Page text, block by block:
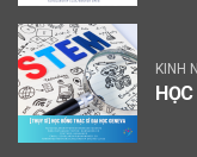
KINH